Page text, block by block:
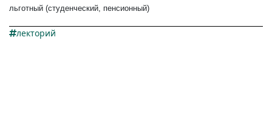
льготный (студенческий, пенсионный)
лекторий